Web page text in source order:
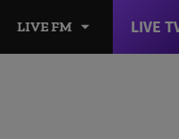
LIVE FM LIVE